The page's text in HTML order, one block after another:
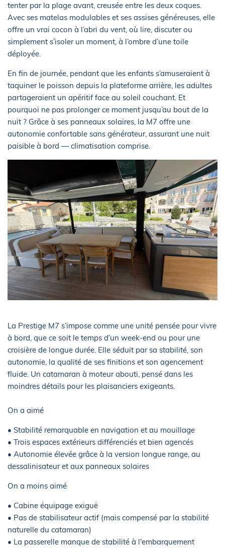
tenter par la plage avant, creusée entre les deux coques.
Avec ses matelas modulables et ses assises généreuses, elle
offre un vrai cocon à l’abri du vent, où lire, discuter ou
simplement s’isoler un moment, à l’ombre d’une toile
déployée.
En fin de journée, pendant que les enfants s’amuseraient à
taquiner le poisson depuis la plateforme arrière, les adultes
partageraient un apéritif face au soleil couchant. Et
pourquoi ne pas prolonger ce moment jusqu’au bout de la
nuit ? Grâce à ses panneaux solaires, la M7 offre une
autonomie confortable sans générateur, assurant une nuit
paisible à bord — climatisation comprise.
La Prestige M7 s’impose comme une unité pensée pour vivre
à bord, que ce soit le temps d’un week-end ou pour une
croisière de longue durée. Elle séduit par sa stabilité, son
autonomie, la qualité de ses finitions et son agencement
fluide. Un catamaran à moteur abouti, pensé dans les
moindres détails pour les plaisanciers exigeants.
On a aimé
• Stabilité remarquable en navigation et au mouillage
• Trois espaces extérieurs différenciés et bien agencés
• Autonomie élevée grâce à la version longue range, au
dessalinisateur et aux panneaux solaires
On a moins aimé
• Cabine équipage exiguë
• Pas de stabilisateur actif (mais compensé par la stabilité
naturelle du catamaran)
• La passerelle manque de stabilité à l'embarquement